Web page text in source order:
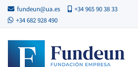
fundeun@ua.es
+34 965 90 38 33
+34 682 928 490